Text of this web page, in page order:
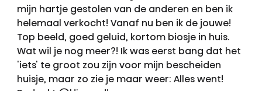
mijn hartje gestolen van de anderen en ben ik
helemaal verkocht! Vanaf nu ben ik de jouwe!
Top beeld, goed geluid, kortom biosje in huis.
Wat wil je nog meer?! Ik was eerst bang dat het
'iets' te groot zou zijn voor mijn bescheiden
huisje, maar zo zie je maar weer: Alles went!